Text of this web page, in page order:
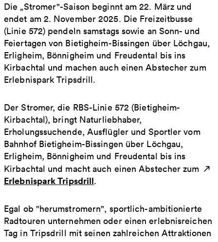
Die „Stromer"-Saison beginnt am 22. März und
endet am 2. November 2025. Die Freizeitbusse
(Linie 572) pendeln samstags sowie an Sonn- und
Feiertagen von Bietigheim-Bissingen über Löchgau,
Erligheim, Bönnigheim und Freudental bis ins
Kirbachtal und machen auch einen Abstecher zum
Erlebnispark Tripsdrill.
Der Stromer, die RBS-Linie 572 (Bietigheim-
Kirbachtal), bringt Naturliebhaber,
Erholungssuchende, Ausflügler und Sportler vom
Bahnhof Bietigheim-Bissingen über Löchgau,
Erligheim, Bönnigheim und Freudental bis ins
Kirbachtal und macht auch einen Abstecher zum
Erlebnispark Tripsdrill.
Egal ob "herumstromern", sportlich-ambitionierte
Radtouren unternehmen oder einen erlebnisreichen
Tag in Tripsdrill mit seinen zahlreichen Attraktionen